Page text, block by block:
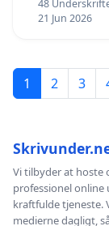
48
21 Jun 2026
1 2 3
Vi tilbyder at hoste
professionel
kraftfulde tjeneste.
medierne dagligt,